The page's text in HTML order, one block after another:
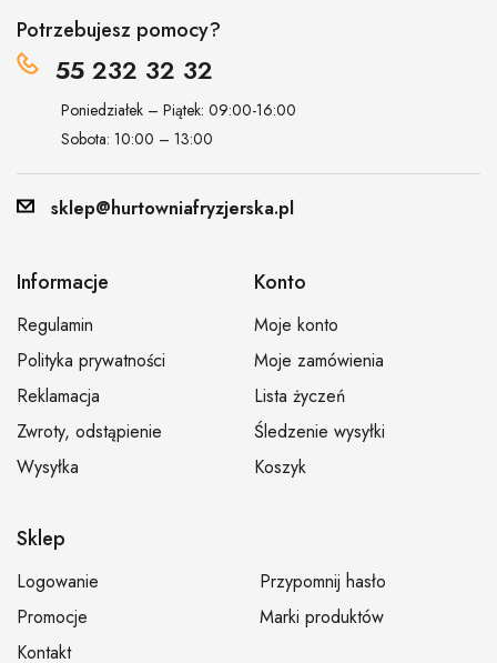
Potrzebujesz pomocy?
55 232 32 32
Poniedziałek – Piątek: 09:00-16:00
Sobota: 10:00 – 13:00
sklep@hurtowniafryzjerska.pl
Informacje
Regulamin
Polityka prywatności
Reklamacja
Zwroty, odstąpienie
Wysyłka
Konto
Moje konto
Moje zamówienia
Lista życzeń
Śledzenie wysyłki
Koszyk
Sklep
Logowanie
Przypomnij hasło
Promocje
Marki produktów
Kontakt